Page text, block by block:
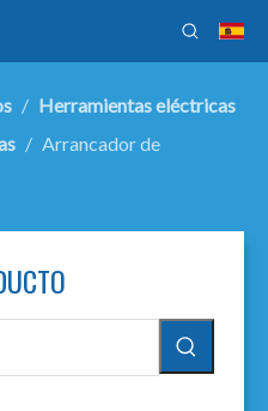
/ Herramientas eléctricas
/ Arrancador de